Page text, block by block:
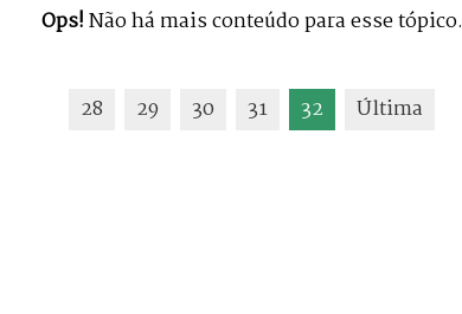
Ops!Não há mais conteúdo para esse tópico.
28 29 30 31 32 Última